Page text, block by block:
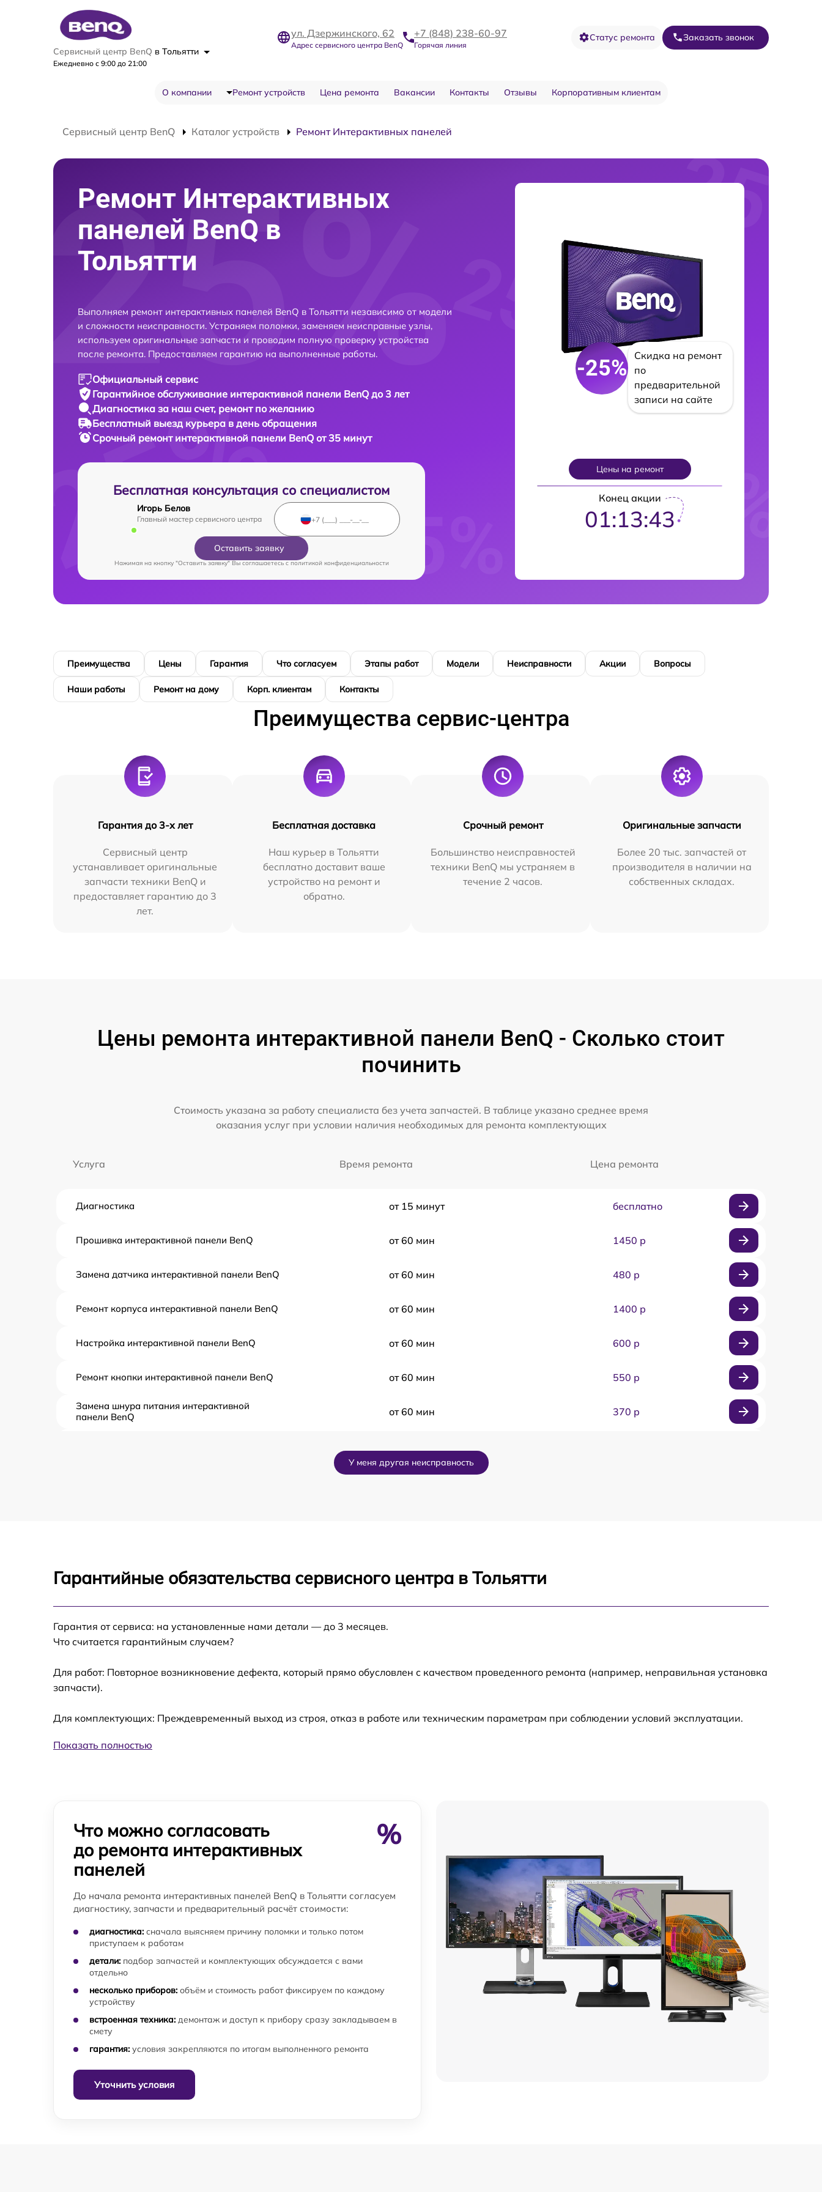
Сервисный центр BenQ в Тольятти
Ежедневно с 9:00 до 21:00
ул. Дзержинского, 62
Адрес сервисного центра BenQ
+7 (848) 238-60-97
Горячая линия
Статус ремонта Заказать звонок
О компании Ремонт устройств Цена ремонта Вакансии Контакты Отзывы Корпоративным клиентам
Сервисный центр BenQ Каталог устройств Ремонт Интерактивных панелей
Ремонт Интерактивных
панелей BenQ в
Тольятти
Выполняем ремонт интерактивных панелей BenQ в Тольятти независимо от модели
и сложности неисправности. Устраняем поломки, заменяем неисправные узлы,
используем оригинальные запчасти и проводим полную проверку устройства
после ремонта. Предоставляем гарантию на выполненные работы.
Официальный сервис
Гарантийное обслуживание интерактивной панели BenQ до 3 лет
Диагностика за наш счет, ремонт по желанию
Бесплатный выезд курьера в день обращения
Срочный ремонт интерактивной панели BenQ от 35 минут
Бесплатная консультация со специалистом
Игорь Белов
Главный мастер сервисного центра
Оставить заявку
Нажимая на кнопку "Оставить заявку" Вы соглашаетесь cполитикой конфиденциальности
-25%
Скидка на ремонт
по
предварительной
записи на сайте
Цены на ремонт
Конец акции
01:13:42
Преимущества Цены Гарантия Что согласуем Этапы работ Модели Неисправности Акции Вопросы
Наши работы Ремонт на дому Корп. клиентам Контакты
Преимущества сервис-центра
Гарантия до 3-х лет
Сервисный центр
устанавливает оригинальные
запчасти техники BenQ и
предоставляет гарантию до 3
лет.
Бесплатная доставка
Наш курьер в Тольятти
бесплатно доставит ваше
устройство на ремонт и
обратно.
Срочный ремонт
Большинство неисправностей
техники BenQ мы устраняем в
течение 2 часов.
Оригинальные запчасти
Более 20 тыс. запчастей от
производителя в наличии на
собственных складах.
Цены ремонта интерактивной панели BenQ - Сколько стоит
починить
Стоимость указана за работу специалиста без учета запчастей. В таблице указано среднее время
оказания услуг при условии наличия необходимых для ремонта комплектующих
Услуга Время ремонта Цена ремонта
Диагностика от 15 минут бесплатно
Прошивка интерактивной панели BenQ от 60 мин 1450 р
Замена датчика интерактивной панели BenQ от 60 мин 480 р
Ремонт корпуса интерактивной панели BenQ от 60 мин 1400 р
Настройка интерактивной панели BenQ от 60 мин 600 р
Ремонт кнопки интерактивной панели BenQ от 60 мин 550 р
Замена шнура питания интерактивной
панели BenQ
от 60 мин 370 р
Устранение ошибок интерактивной панели
BenQ
от 60 мин
У меня другая неисправность
Гарантийные обязательства сервисного центра в Тольятти
Гарантия от сервиса: на установленные нами детали — до 3 месяцев.
Что считается гарантийным случаем?
Для работ: Повторное возникновение дефекта, который прямо обусловлен с качеством проведенного ремонта (например, неправильная установка
запчасти).
Для комплектующих: Преждевременный выход из строя, отказ в работе или техническим параметрам при соблюдении условий эксплуатации.
Показать полностью
Что можно согласовать
до ремонта интерактивных
панелей
%
До начала ремонта интерактивных панелей BenQ в Тольятти согласуем
диагностику, запчасти и предварительный расчёт стоимости:
диагностика: сначала выясняем причину поломки и только потом
приступаем к работам
детали: подбор запчастей и комплектующих обсуждается с вами
отдельно
несколько приборов: объём и стоимость работ фиксируем по каждому
устройству
встроенная техника: демонтаж и доступ к прибору сразу закладываем в
смету
гарантия: условия закрепляются по итогам выполненного ремонта
Уточнить условия